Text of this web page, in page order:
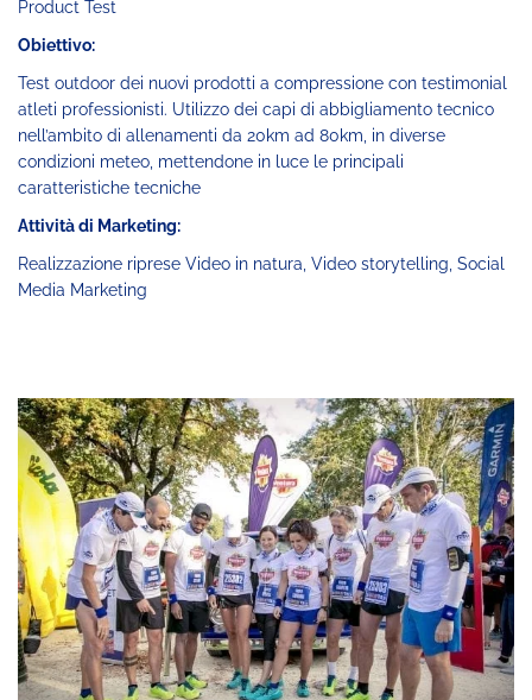
Product Test
Obiettivo:
Test outdoor dei nuovi prodotti a compressione con testimonial
atleti professionisti. Utilizzo dei capi di abbigliamento tecnico
nell’ambito di allenamenti da 20km ad 80km, in diverse
condizioni meteo, mettendone in luce le principali
caratteristiche tecniche
Attività di Marketing:
Realizzazione riprese Video in natura, Video storytelling, Social
Media Marketing